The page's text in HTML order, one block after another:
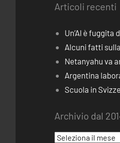
Articoli recenti
Un’AI è
Alcuni fatti
Netanyahu va
Argentina
Scuola in
Archivio dal
Archivio